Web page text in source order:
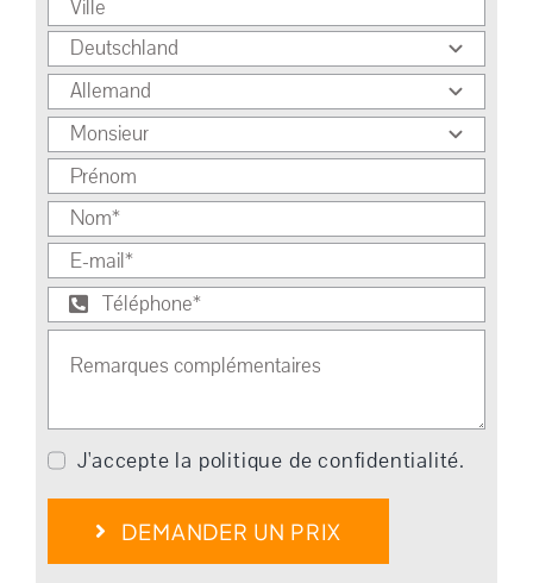
J'accepte la politique de confidentialité.
DEMANDER UN PRIX